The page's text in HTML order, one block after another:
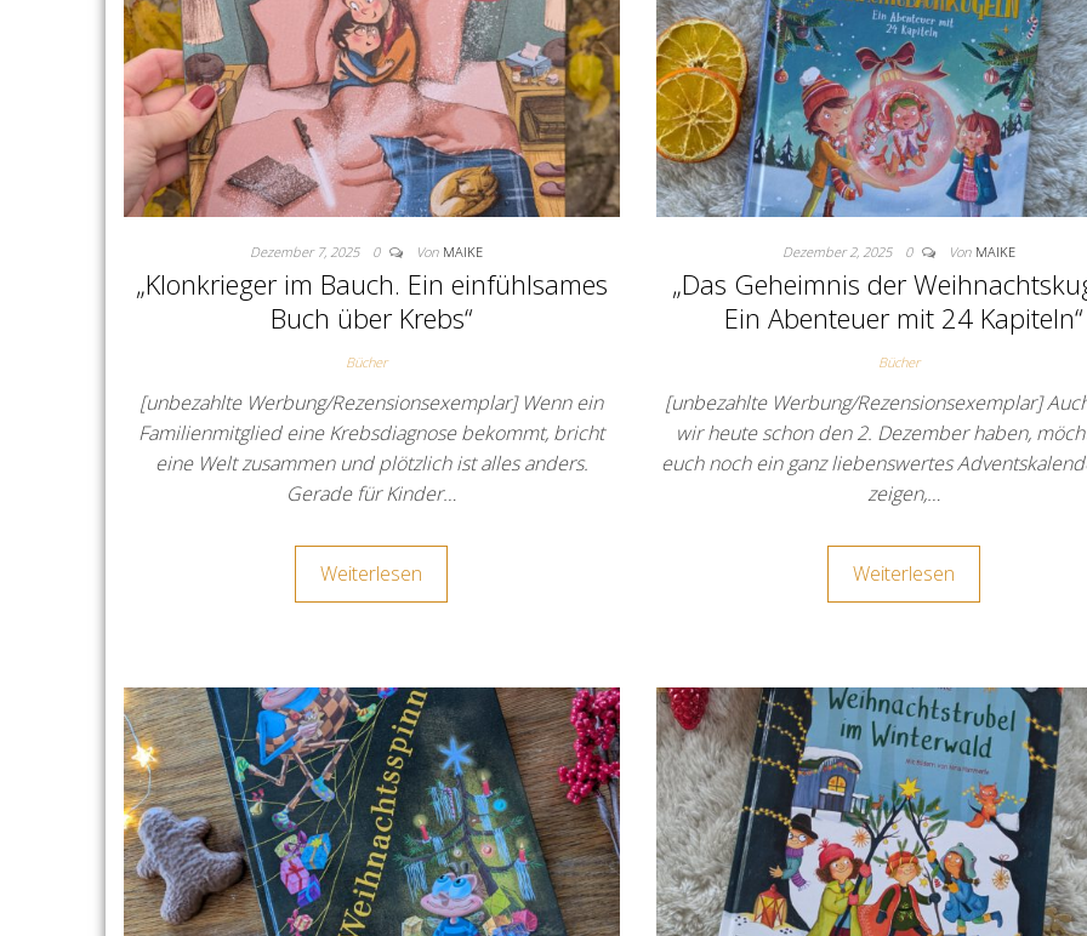
Dezember 7, 2025 0 Von MAIKE
„Klonkrieger im Bauch. Ein einfühlsames
Buch über Krebs“
Bücher
[unbezahlte Werbung/Rezensionsexemplar] Wenn ein
Familienmitglied eine Krebsdiagnose bekommt, bricht
eine Welt zusammen und plötzlich ist alles anders.
Gerade für Kinder…
Weiterlesen
Dezember 2, 2025 0 Von MAIKE
„Das Geheimnis der
Ein Abenteuer mit 24 Kapiteln“
Bücher
[unbezahlte Werbung/Rezensionsexemplar]
wir heute schon den 2. Dezember haben,
euch noch ein ganz liebenswertes
zeigen,…
Weiterlesen